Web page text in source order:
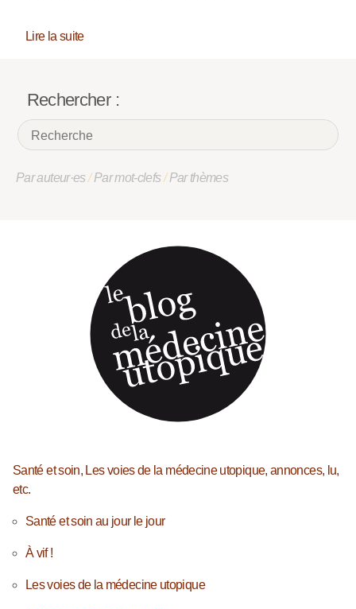
Lire la suite
Rechercher :
Par auteur·es/Par mot-clefs/Par thèmes
Santé et soin, Les voies de la médecine utopique, annonces, lu,
etc.
Santé et soin au jour le jour
À vif !
Les voies de la médecine utopique